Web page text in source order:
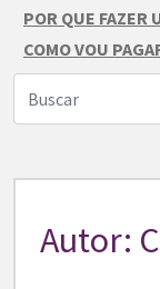
POR QUE FAZER
COMO VOU
Autor: